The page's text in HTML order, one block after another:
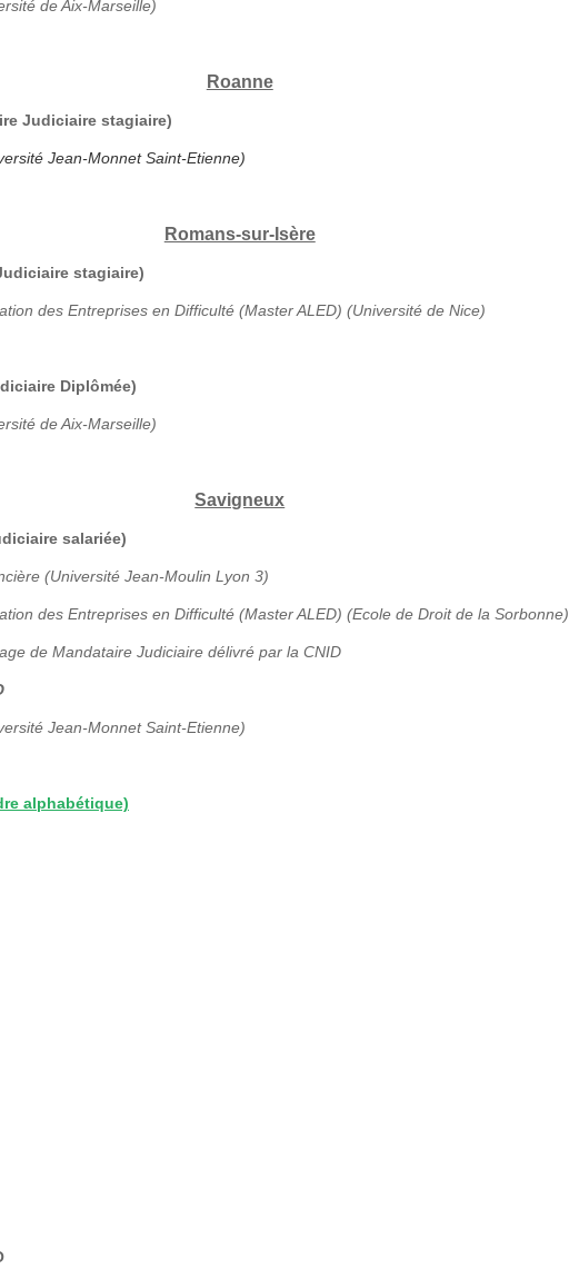
de Aix-Marseille)
Roanne
Judiciaire stagiaire)
Jean-Monnet Saint-Etienne)
Romans-sur-Isère
stagiaire)
des Entreprises en Difficulté (Master ALED) (Université de Nice)
Diplômée)
de Aix-Marseille)
Savigneux
salariée)
(Université Jean-Moulin Lyon 3)
des Entreprises en Difficulté (Master ALED) (Ecole de Droit de la Sorbonne)
de Mandataire Judiciaire délivré par la CNID
Jean-Monnet Saint-Etienne)
alphabétique)